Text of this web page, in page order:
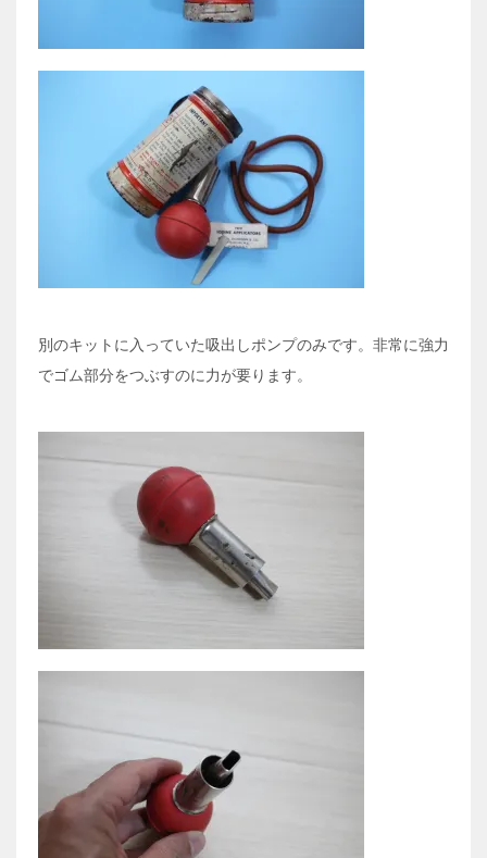
別のキットに入っていた吸出しポンプのみです。非常に強力
でゴム部分をつぶすのに力が要ります。